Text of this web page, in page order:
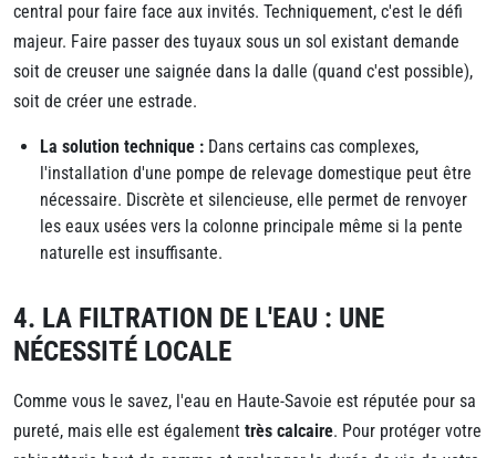
central pour faire face aux invités. Techniquement, c'est le défi
majeur. Faire passer des tuyaux sous un sol existant demande
soit de creuser une saignée dans la dalle (quand c'est possible),
soit de créer une estrade.
La solution technique : Dans certains cas complexes,
l'installation d'une pompe de relevage domestique peut être
nécessaire. Discrète et silencieuse, elle permet de renvoyer
les eaux usées vers la colonne principale même si la pente
naturelle est insuffisante.
4. LA FILTRATION DE L'EAU : UNE
NÉCESSITÉ LOCALE
Comme vous le savez, l'eau en Haute-Savoie est réputée pour sa
pureté, mais elle est également très calcaire. Pour protéger votre